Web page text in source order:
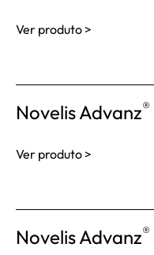
Ver produto >
Novelis Advanz®
Ver produto >
Novelis Advanz®